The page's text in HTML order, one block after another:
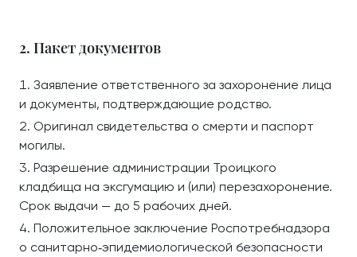
2. Пакет документов
Заявление ответственного за захоронение лица
и документы, подтверждающие родство.
Оригинал свидетельства о смерти и паспорт
могилы.
Разрешение администрации Троицкого
кладбища на эксгумацию и (или) перезахоронение.
Срок выдачи — до 5 рабочих дней.
Положительное заключение Роспотребнадзора
о санитарно‑эпидемиологической безопасности